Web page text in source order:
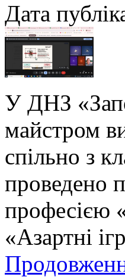
Дата
У ДНЗ
майстром
спільно з
проведено
професією
«Азартні